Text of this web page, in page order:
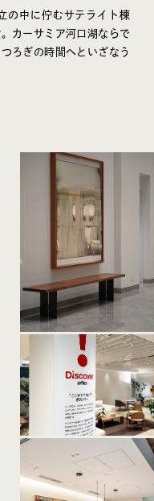
の中に佇むサテライト棟
カーサミア河口湖ならで
ろぎの時間へといざなう